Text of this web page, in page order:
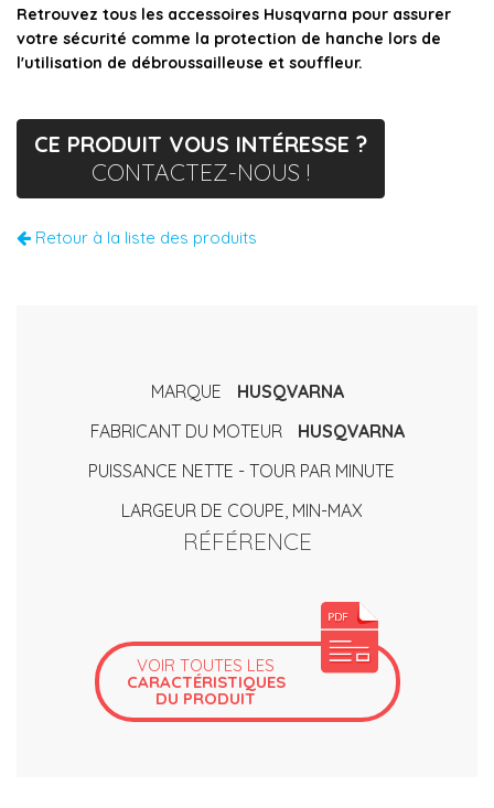
Retrouvez tous les accessoires Husqvarna pour assurer
votre sécurité comme la protection de hanche lors de
l'utilisation de débroussailleuse et souffleur.
CE PRODUIT VOUS INTÉRESSE ?
CONTACTEZ-NOUS !
Retour à la liste des produits
MARQUE
HUSQVARNA
FABRICANT DU MOTEUR
HUSQVARNA
PUISSANCE NETTE - TOUR PAR MINUTE
LARGEUR DE COUPE, MIN-MAX
RÉFÉRENCE
VOIR TOUTES LES
CARACTÉRISTIQUES
DU PRODUIT